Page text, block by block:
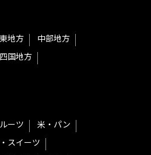
地方
中部地方
四国地方
ーツ
米・パン
スイーツ